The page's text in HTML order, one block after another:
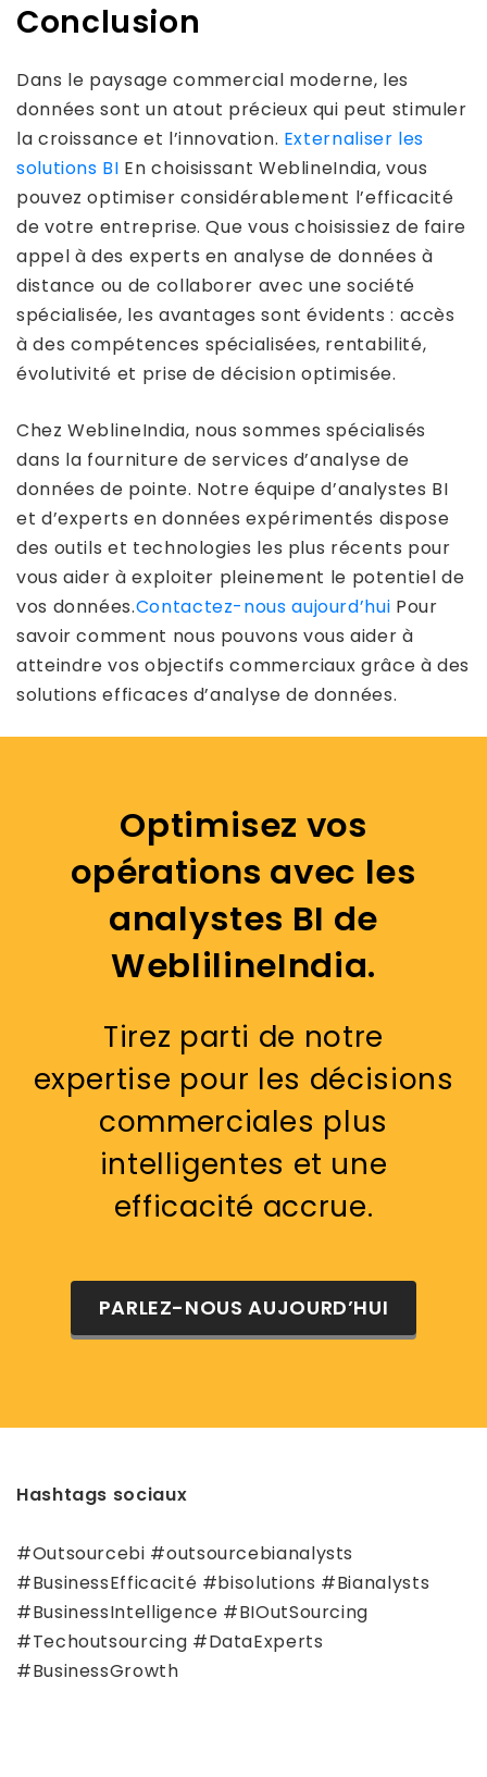
Conclusion
Dans le paysage commercial moderne, les
données sont un atout précieux qui peut stimuler
la croissance et l’innovation. Externaliser les
solutions BI En choisissant WeblineIndia, vous
pouvez optimiser considérablement l’efficacité
de votre entreprise. Que vous choisissiez de faire
appel à des experts en analyse de données à
distance ou de collaborer avec une société
spécialisée, les avantages sont évidents : accès
à des compétences spécialisées, rentabilité,
évolutivité et prise de décision optimisée.
Chez WeblineIndia, nous sommes spécialisés
dans la fourniture de services d’analyse de
données de pointe. Notre équipe d’analystes BI
et d’experts en données expérimentés dispose
des outils et technologies les plus récents pour
vous aider à exploiter pleinement le potentiel de
vos données.Contactez-nous aujourd’hui Pour
savoir comment nous pouvons vous aider à
atteindre vos objectifs commerciaux grâce à des
solutions efficaces d’analyse de données.
Optimisez vos
opérations avec les
analystes BI de
WeblilineIndia.
Tirez parti de notre
expertise pour les décisions
commerciales plus
intelligentes et une
efficacité accrue.
PARLEZ-NOUS AUJOURD’HUI
Hashtags sociaux
#Outsourcebi #outsourcebianalysts
#BusinessEfficacité #bisolutions #Bianalysts
#BusinessIntelligence #BIOutSourcing
#Techoutsourcing #DataExperts
#BusinessGrowth